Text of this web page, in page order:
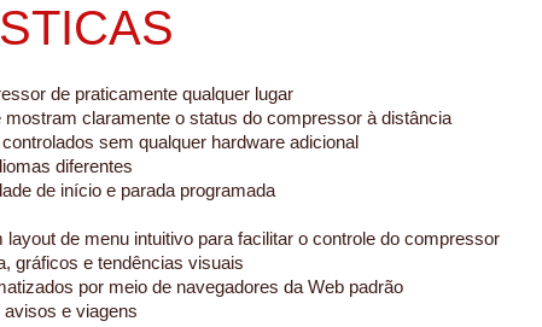
de praticamente qualquer lugar
mostram claramente o status do compressor à distância
sem qualquer hardware adicional
diferentes
de início e parada programada
de menu intuitivo para facilitar o controle do compressor
gráficos e tendências visuais
por meio de navegadores da Web padrão
e viagens